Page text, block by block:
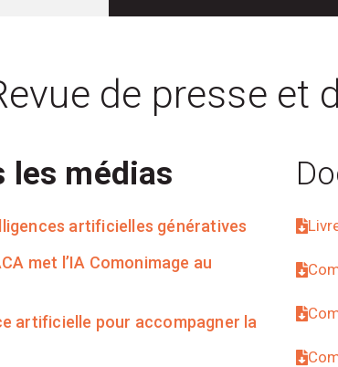
de presse et
les médias
artificielles génératives
met l’IA Comonimage au
artificielle pour accompagner la